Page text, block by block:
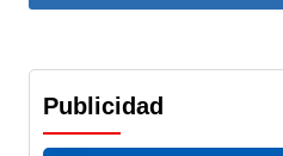
Publicidad